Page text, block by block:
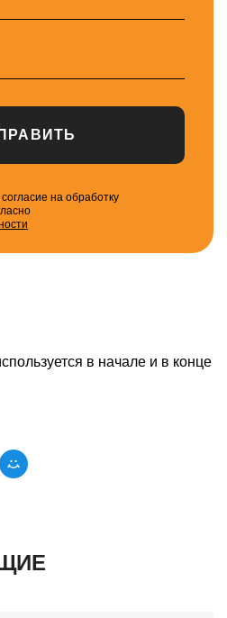
на обработку
в начале и в конце